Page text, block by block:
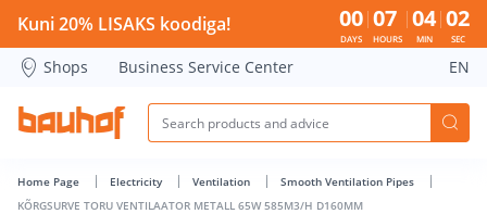
KÕRGSURVE TORU VENTILAATOR METALL 65W 585M3/H
Kuni 20% LISAKS koodiga! 00
DAYS
07
HOURS
04
MIN
01
SEC
Shops Business Service Center EN
Home Page Electricity Ventilation
Smooth Ventilation Pipes
KÕRGSURVE TORU VENTILAATOR METALL 65W 585M3/H D160MM